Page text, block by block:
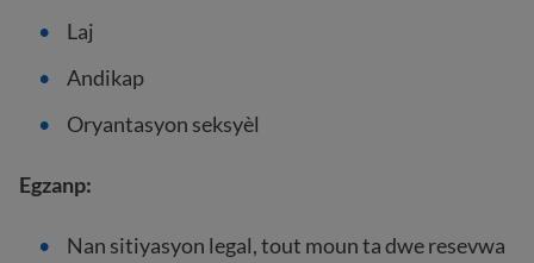
Laj
Andikap
Oryantasyon seksyèl
Egzanp:
Nan sitiyasyon legal, tout moun ta dwe resevwa